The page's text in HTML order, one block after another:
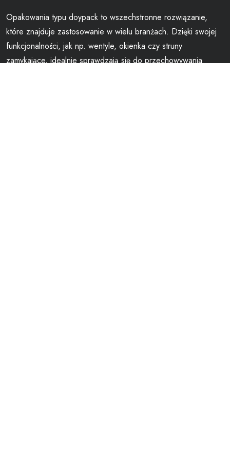
Opakowania typu doypack to wszechstronne rozwiązanie,
które znajduje zastosowanie w wielu branżach. Dzięki swojej
funkcjonalności, jak np. wentyle, okienka czy struny
zamykające, idealnie sprawdzają się do przechowywania